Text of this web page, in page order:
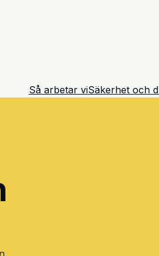
Så arbetar viSäkerhet och